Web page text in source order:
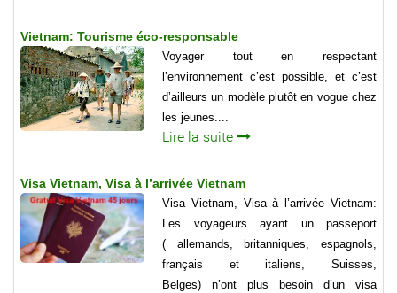
Vietnam: Tourisme éco-responsable
Voyager tout en respectant
l’environnement c’est possible, et c’est
d’ailleurs un modèle plutôt en vogue chez
les jeunes....
Lire la suite
Visa Vietnam, Visa à l’arrivée Vietnam
Visa Vietnam, Visa à l’arrivée Vietnam:
Les voyageurs ayant un passeport
( allemands, britanniques, espagnols,
français et italiens, Suisses,
Belges) n’ont plus besoin d’un visa